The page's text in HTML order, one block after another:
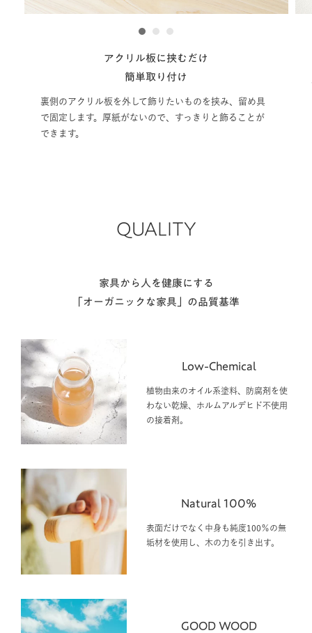
アクリル板に挟むだけ
簡単取り付け
裏側のアクリル板を外して飾りたいものを挟み、留め具
で固定します。厚紙がないので、すっきりと飾ることが
できます。
1 2 3
QUALITY
家具から人を健康にする
「オーガニックな家具」の品質基準
Low-Chemical
植物由来のオイル系塗料、防腐剤を使
わない乾燥、ホルムアルデヒド不使用
の接着剤。
Natural 100%
表面だけでなく中身も純度100％の無
垢材を使用し、木の力を引き出す。
GOOD WOOD